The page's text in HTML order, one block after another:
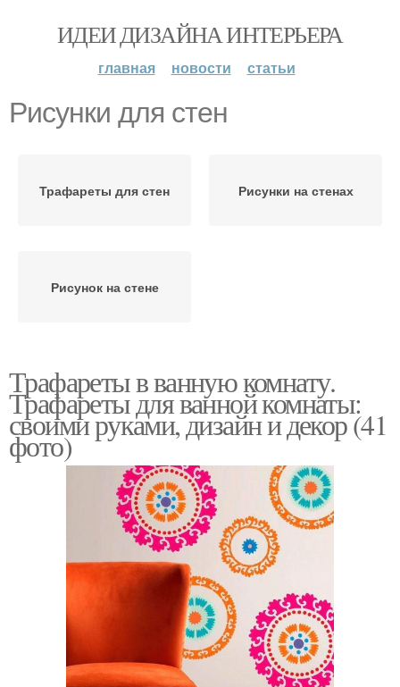
ИДЕИ ДИЗАЙНА ИНТЕРЬЕРА
главная новости статьи
Рисунки для стен
Трафареты для стен Рисунки на стенах
Рисунок на стене
Трафареты в ванную комнату.
Трафареты для ванной комнаты:
своими руками, дизайн и декор (41
фото)